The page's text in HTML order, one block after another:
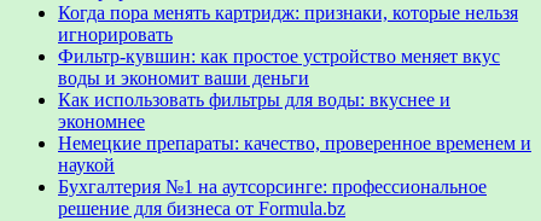
Когда пора менять картридж: признаки, которые нельзя
игнорировать
Фильтр-кувшин: как простое устройство меняет вкус
воды и экономит ваши деньги
Как использовать фильтры для воды: вкуснее и
экономнее
Немецкие препараты: качество, проверенное временем и
наукой
Бухгалтерия №1 на аутсорсинге: профессиональное
решение для бизнеса от Formula.bz